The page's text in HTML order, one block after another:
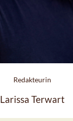
Redakteurin
Larissa Terwart